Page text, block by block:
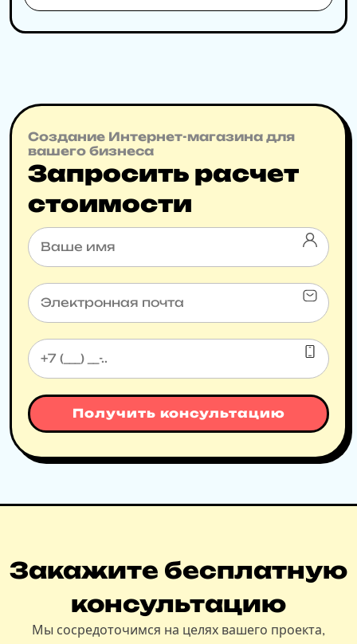
Создание Интернет-магазина для
вашего бизнеса
Запросить расчет
стоимости
Получить консультацию
Закажите бесплатную
консультацию
Мы сосредоточимся на целях вашего проекта,